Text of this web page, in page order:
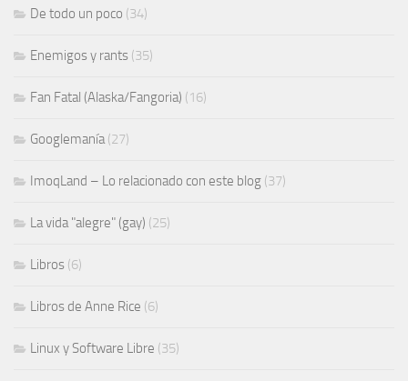
De todo un poco (34)
Enemigos y rants (35)
Fan Fatal (Alaska/Fangoria) (16)
Googlemanía(27)
ImoqLand – Lo relacionado con este blog (37)
La vida "alegre" (gay) (25)
Libros (6)
Libros de Anne Rice (6)
Linux y Software Libre (35)